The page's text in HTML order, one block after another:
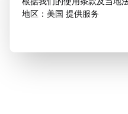
地区：美国 提供服务